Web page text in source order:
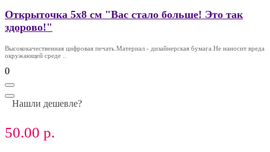
Открыточка 5х8 см "Вас стало больше! Это так
здорово!"
Высококачественная цифровая печать.Материал - дизайнерская бумага.Не наносит вреда
окружающей среде ..
0
Нашли дешевле?
50.00 р.